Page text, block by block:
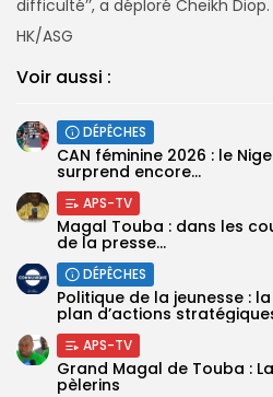
difficulté’’, a déploré Cheikh Diop.
HK/ASG
Voir aussi :
DÉPÊCHES
‎CAN féminine 2026 : le
surprend encore...
APS-TV
Magal Touba : dans les
de la presse...
DÉPÊCHES
Politique de la jeunesse :
plan d’actions
APS-TV
Grand Magal de Touba :
pèlerins